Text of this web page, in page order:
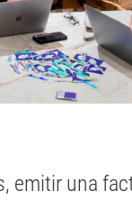
emitir una